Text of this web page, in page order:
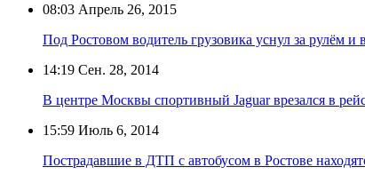
08:03 Апрель 26, 2015
Под Ростовом водитель грузовика уснул за рулём и
14:19 Сен. 28, 2014
В центре Москвы спортивный Jaguar врезался в
15:59 Июль 6, 2014
Пострадавшие в ДТП с автобусом в Ростове